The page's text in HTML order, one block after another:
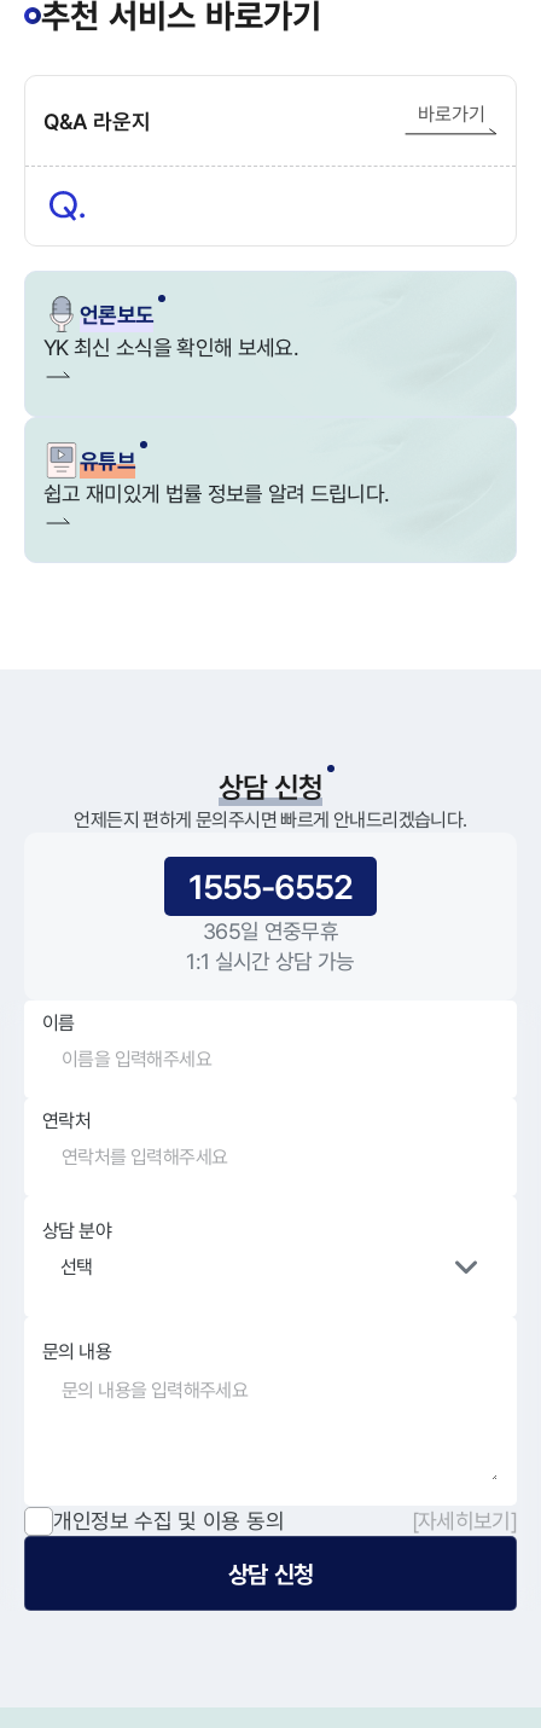
추천 서비스 바로가기
Q&A 라운지 바로가기
언론보도
YK 최신 소식을 확인해 보세요.
유튜브
쉽고 재미있게 법률 정보를 알려 드립니다.
상담 신청
언제든지 편하게 문의주시면 빠르게 안내드리겠습니다.
1555-6552
365일 연중무휴
1:1 실시간 상담 가능
이름
연락처
상담 분야
선택
문의 내용
개인정보 수집 및 이용 동의 [자세히보기]
상담 신청